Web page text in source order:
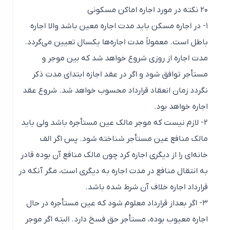
۱- در اجاره مسکن باید مدت اجاره معین باشد والا اجاره
باطل است. معمولاً مدت اجاره‌ها یکسال تعیین می‌گردد.
مدت اجاره از روزی شروع خواهد شد که بین موجر و
مستأجر توافق شود و اگر در عقد اجازه ابتدای مدت ذکر
نگردد زمان انعقاد قرارداد محسوب خواهد شد. شروع عقد
اجاره خواهد بود.
۲- لازم نیست که موجر مالک عین مستأجره باشد ولی باید
مالک منافع عین مستأجر شناخته شود. پس اگر الف
خانه‌ای را از دیگری اجاره کرد چون مالک منافع آن بوده قادر
به انتقال منافع در مدت اجاره به دیگری است، مگر آنکه در
قرارداد اجاره خلاف آن شرط شده باشد.
۳- اگر بعداز قرارداد معلوم شود که عین مستأجره در حال
اجاره معیوب بوده، مستأجر حق فسخ دارد. البته اگر موجر